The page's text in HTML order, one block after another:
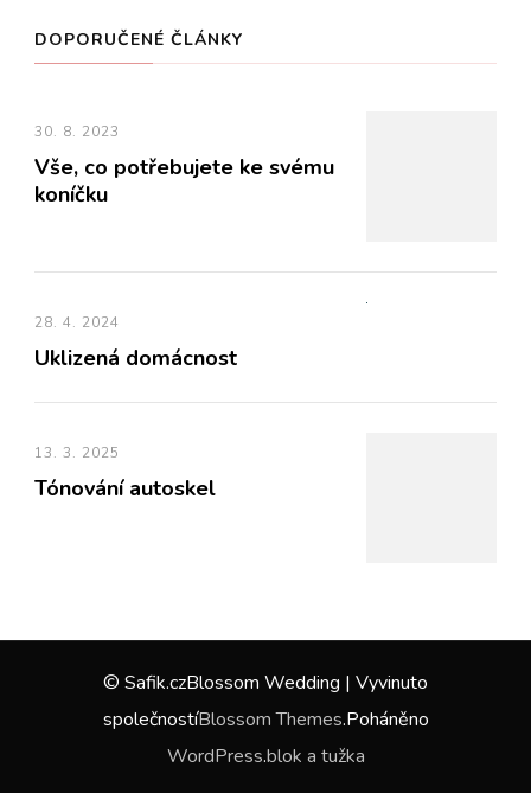
DOPORUČENÉ ČLÁNKY
30. 8. 2023
Vše, co potřebujete ke svému
koníčku
28. 4. 2024
Uklizená domácnost
13. 3. 2025
Tónování autoskel
© Safik.czBlossom Wedding | Vyvinuto
společnostíBlossom Themes.Poháněno
WordPress.blok a tužka